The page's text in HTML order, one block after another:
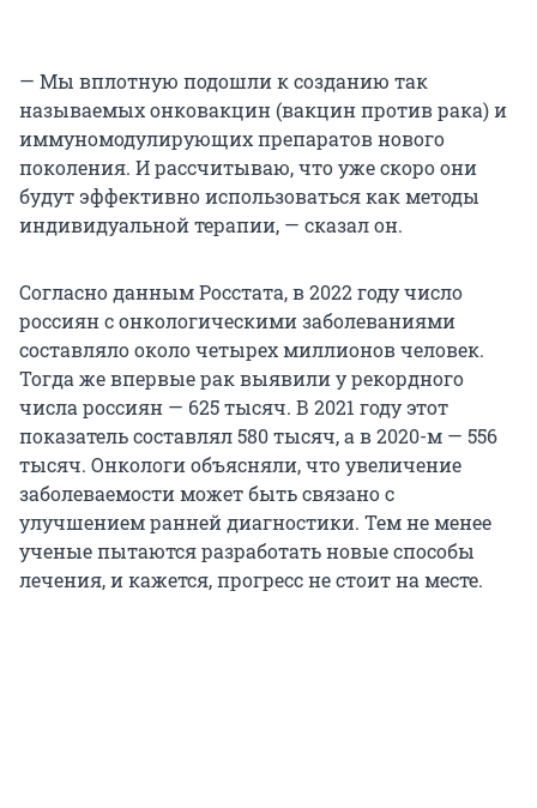
— Мы вплотную подошли к созданию так
называемых онковакцин (вакцин против рака) и
иммуномодулирующих препаратов нового
поколения. И рассчитываю, что уже скоро они
будут эффективно использоваться как методы
индивидуальной терапии, — сказал он.
Согласно данным Росстата, в 2022 году число
россиян с онкологическими заболеваниями
составляло около четырех миллионов человек.
Тогда же впервые рак выявили у рекордного
числа россиян — 625 тысяч. В 2021 году этот
показатель составлял 580 тысяч, а в 2020-м — 556
тысяч. Онкологи объясняли, что увеличение
заболеваемости может быть связано с
улучшением ранней диагностики. Тем не менее
ученые пытаются разработать новые способы
лечения, и кажется, прогресс не стоит на месте.